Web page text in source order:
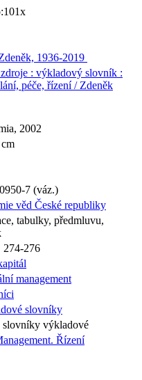
1936-2019
: výkladový slovník :
péče, řízení / Zdeněk
2002
7 (váz.)
věd České republiky
tabulky, předmluvu,
274-276
management
slovníky
slovníky výkladové
Řízení